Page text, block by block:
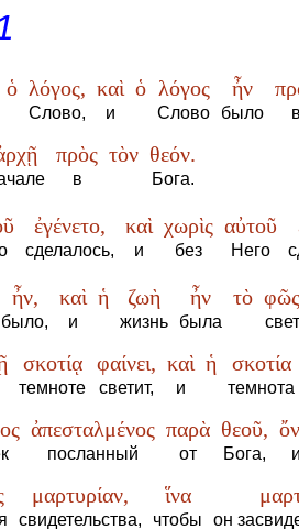
ὁ λόγος,
Слово,
καὶ
и
ὁ λόγος
Слово
ἦν
было
πρὸς
в
τὸν θεόν.
Бога.
ἐγένετο,
сделалось,
καὶ
и
χωρὶς
без
αὐτοῦ
Него
ἦν,
было,
καὶ
и
ἡ ζωὴ
жизнь
ἦν
была
τὸ φῶς
свет
σκοτίᾳ
темноте
φαίνει,
светит,
καὶ
и
ἡ σκοτία
темнота
ἀπεσταλμένος
посланный
παρὰ
от
θεοῦ,
Бога,
μαρτυρίαν,
свидетельства,
ἵνα
чтобы он